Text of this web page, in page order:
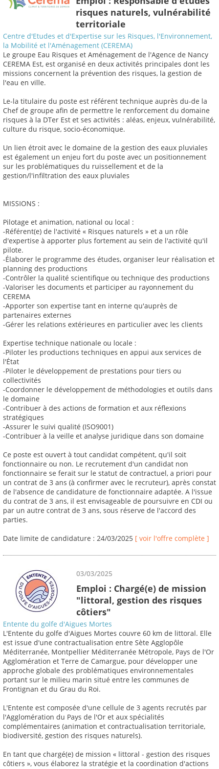
risques naturels, vulnérabilité
territoriale
Centre d'Etudes et d'Expertise sur les Risques, l'Environnement,
la Mobilité et l'Aménagement (CEREMA)
Le groupe Eau Risques et Aménagement de l'Agence de Nancy
CEREMA Est, est organisé en deux activités principales dont les
missions concernent la prévention des risques, la gestion de
l'eau en ville.
Le-la titulaire du poste est référent technique auprès du-de la
Chef de groupe afin de permettre le renforcement du domaine
risques à la DTer Est et ses activités : aléas, enjeux, vulnérabilité,
culture du risque, socio-économique.
Un lien étroit avec le domaine de la gestion des eaux pluviales
est également un enjeu fort du poste avec un positionnement
sur les problématiques du ruissellement et de la
gestion/l'infiltration des eaux pluviales
MISSIONS :
Pilotage et animation, national ou local :
-Référent(e) de l'activité « Risques naturels » et a un rôle
d'expertise à apporter plus fortement au sein de l'activité qu'il
pilote.
-Élaborer le programme des études, organiser leur réalisation et
planning des productions
-Contrôler la qualité scientifique ou technique des productions
-Valoriser les documents et participer au rayonnement du
CEREMA
-Apporter son expertise tant en interne qu'auprès de
partenaires externes
-Gérer les relations extérieures en particulier avec les clients
Expertise technique nationale ou locale :
-Piloter les productions techniques en appui aux services de
l'État
-Piloter le développement de prestations pour tiers ou
collectivités
-Coordonner le développement de méthodologies et outils dans
le domaine
-Contribuer à des actions de formation et aux réflexions
stratégiques
-Assurer le suivi qualité (ISO9001)
-Contribuer à la veille et analyse juridique dans son domaine
Ce poste est ouvert à tout candidat compétent, qu'il soit
fonctionnaire ou non. Le recrutement d'un candidat non
fonctionnaire se ferait sur le statut de contractuel, a priori pour
un contrat de 3 ans (à confirmer avec le recruteur), après constat
de l'absence de candidature de fonctionnaire adaptée. A l'issue
du contrat de 3 ans, il est envisageable de poursuivre en CDI ou
par un autre contrat de 3 ans, sous réserve de l'accord des
parties.
Date limite de candidature : 24/03/2025 [ voir l'offre complète ]
03/03/2025
Emploi : Chargé(e) de mission
"littoral, gestion des risques
côtiers"
Entente du golfe d'Aigues Mortes
L'Entente du golfe d'Aigues Mortes couvre 60 km de littoral. Elle
est issue d'une contractualisation entre Sète Agglopôle
Méditerranée, Montpellier Méditerranée Métropole, Pays de l'Or
Agglomération et Terre de Camargue, pour développer une
approche globale des problématiques environnementales
portant sur le milieu marin situé entre les communes de
Frontignan et du Grau du Roi.
L'Entente est composée d'une cellule de 3 agents recrutés par
l'Agglomération du Pays de l'Or et aux spécialités
complémentaires (animation et contractualisation territoriale,
biodiversité, gestion des risques naturels).
En tant que chargé(e) de mission « littoral - gestion des risques
côtiers », vous élaborez la stratégie et la coordination d'actions